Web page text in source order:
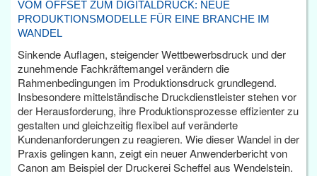
VOM OFFSET ZUM DIGITALDRUCK: NEUE
PRODUKTIONSMODELLE FÜR EINE BRANCHE IM
WANDEL
Sinkende Auflagen, steigender Wettbewerbsdruck und der
zunehmende Fachkräftemangel verändern die
Rahmenbedingungen im Produktionsdruck grundlegend.
Insbesondere mittelständische Druckdienstleister stehen vor
der Herausforderung, ihre Produktionsprozesse effizienter zu
gestalten und gleichzeitig flexibel auf veränderte
Kundenanforderungen zu reagieren. Wie dieser Wandel in der
Praxis gelingen kann, zeigt ein neuer Anwenderbericht von
Canon am Beispiel der Druckerei Scheffel aus Wendelstein.